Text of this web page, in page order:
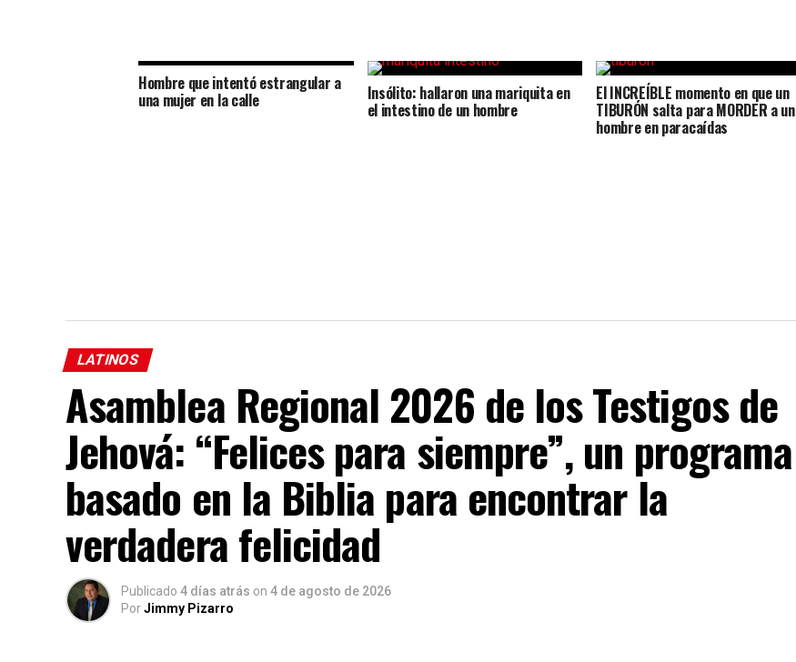
Hombre que intentó estrangular a
una mujer en la calle Insólito: hallaron una mariquita en
el intestino de un hombre
El INCREÍBLE momento en que un
TIBURÓN salta para MORDER a un
hombre en paracaídas
LATINOS
Asamblea Regional 2026 de los Testigos de
Jehová: “Felices para siempre”, un programa
basado en la Biblia para encontrar la
verdadera felicidad
Publicado 4 días atrás on 4 de agosto de 2026
PorJimmy Pizarro